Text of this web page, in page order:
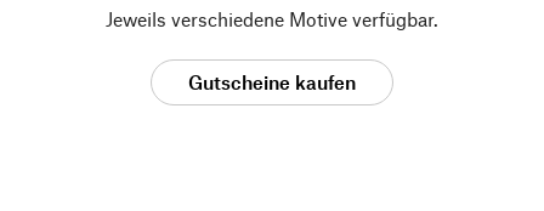
Jeweils verschiedene Motive verfügbar.
Gutscheine kaufen